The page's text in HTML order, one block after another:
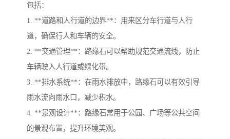
包括：
1. **道路和人行道的边界**：用来区分车行道与人行
道，确保行人和车辆的安全。
2. **交通管理**：路缘石可以帮助规范交通流线，防止
车辆驶入人行道或绿化带。
3. **排水系统**：在雨水排放中，路缘石可以有效引导
雨水流向雨水口，减少积水。
4. **景观设计**：路缘石常用于公园、广场等公共空间
的景观布置，提升环境美观。